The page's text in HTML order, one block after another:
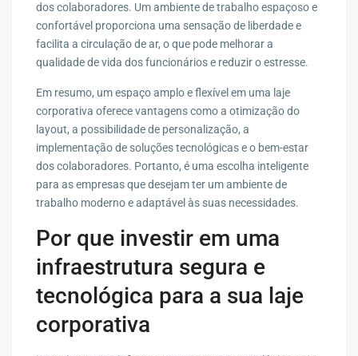
dos colaboradores. Um ambiente de trabalho espaçoso e
confortável proporciona uma sensação de liberdade e
facilita a circulação de ar, o que pode melhorar a
qualidade de vida dos funcionários e reduzir o estresse.
Em resumo, um espaço amplo e flexível em uma laje
corporativa oferece vantagens como a otimização do
layout, a possibilidade de personalização, a
implementação de soluções tecnológicas e o bem-estar
dos colaboradores. Portanto, é uma escolha inteligente
para as empresas que desejam ter um ambiente de
trabalho moderno e adaptável às suas necessidades.
Por que investir em uma
infraestrutura segura e
tecnológica para a sua laje
corporativa